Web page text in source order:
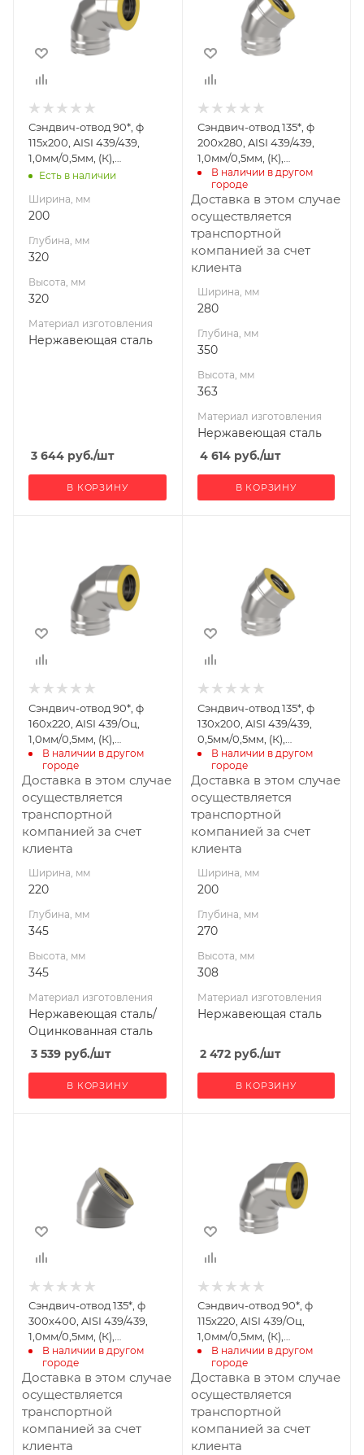
Высота, мм
320
Материал
Нержавеющая
сталь
Производитель
УМК
Сэндвич-отвод 90*, ф
115х200, AISI 439/439,
1,0мм/0,5мм, (К),
удл=60мм
Есть в наличии
Ширина, мм
200
Глубина, мм
320
Высота, мм
320
Материал изготовления
Нержавеющая сталь
3 644 руб./шт
В КОРЗИНУ
Высота, мм
363
Материал
Нержавеющая
сталь
Производитель
УМК
Сэндвич-отвод 135*, ф
200х280, AISI 439/439,
1,0мм/0,5мм, (К),
удл=60мм
В наличии в другом
городе
Доставка в этом случае
осуществляется
транспортной
компанией за счет
клиента
Ширина, мм
280
Глубина, мм
350
Высота, мм
363
Материал изготовления
Нержавеющая сталь
4 614руб./шт
В КОРЗИНУ
Глубина, мм
Высота, мм
345
Материал
Нержавеющая
сталь/
Оцинкованная
сталь
Производитель
УМК
Сэндвич-отвод 90*, ф
160х220, AISI 439/Оц,
1,0мм/0,5мм, (К),
удл=60мм
В наличии в другом
городе
Доставка в этом случае
осуществляется
транспортной
компанией за счет
клиента
Ширина, мм
220
Глубина, мм
345
Высота, мм
345
Материал изготовления
Нержавеющая сталь/
Оцинкованная сталь
3 539 руб./шт
В КОРЗИНУ
Глубина, мм
Высота, мм
308
Материал
Нержавеющая
сталь
Производитель
УМК
Сэндвич-отвод 135*, ф
130х200, AISI 439/439,
0,5мм/0,5мм, (К),
удл=60мм
В наличии в другом
городе
Доставка в этом случае
осуществляется
транспортной
компанией за счет
клиента
Ширина, мм
200
Глубина, мм
270
Высота, мм
308
Материал изготовления
Нержавеющая сталь
2 472руб./шт
В КОРЗИНУ
Глубина, мм
Высота, мм
460
Материал
Нержавеющая
сталь
Производитель
УМК
Сэндвич-отвод 135*, ф
300х400, AISI 439/439,
1,0мм/0,5мм, (К),
удл=60мм
В наличии в другом
городе
Доставка в этом случае
осуществляется
транспортной
компанией за счет
клиента
Глубина, мм
Высота, мм
345
Материал
Нержавеющая
сталь/
Оцинкованная
сталь
Производитель
УМК
Сэндвич-отвод 90*, ф
115х220, AISI 439/Оц,
1,0мм/0,5мм, (К),
удл=60мм
В наличии в другом
городе
Доставка в этом случае
осуществляется
транспортной
компанией за счет
клиента